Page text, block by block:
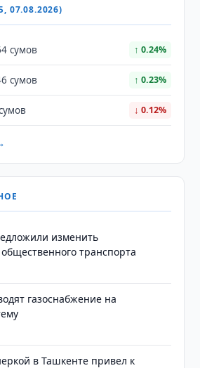
07.08.2026)
сумов ↑ 0.24%
сумов ↑ 0.23%
↓ 0.12%
изменить
транспорта
газоснабжение на
в Ташкенте привел к